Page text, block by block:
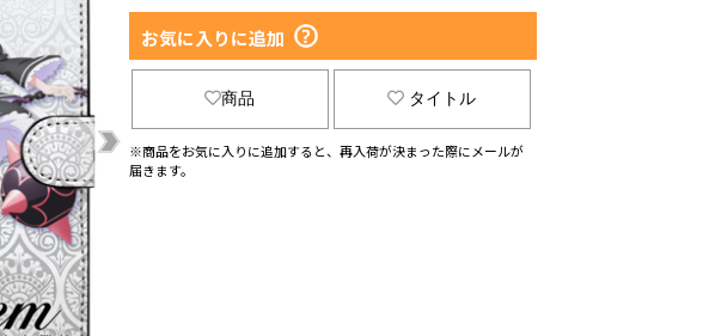
お気に入りに追加
商品 タイトル
※商品をお気に入りに追加すると、再入荷が決まった際にメールが
届きます。